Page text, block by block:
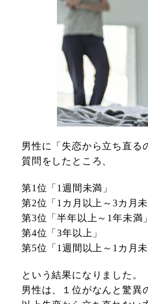
男性に「失恋から立ち直る
質問をしたところ、
第1位「1週間未満」
第2位「1カ月以上～3カ月未
第3位「半年以上～1年未満」
第4位「3年以上」
第5位「1週間以上～1カ月未
という結果になりました。
男性は、１位がなんと驚異